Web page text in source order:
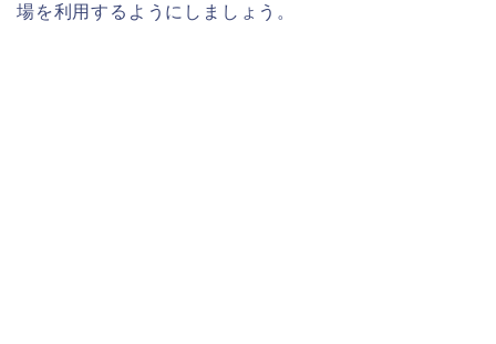
場を利用するようにしましょう。